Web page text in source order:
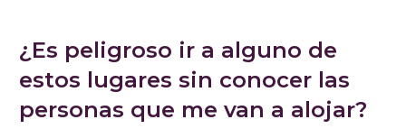
¿Es peligroso ir a alguno de
estos lugares sin conocer las
personas que me van a alojar?